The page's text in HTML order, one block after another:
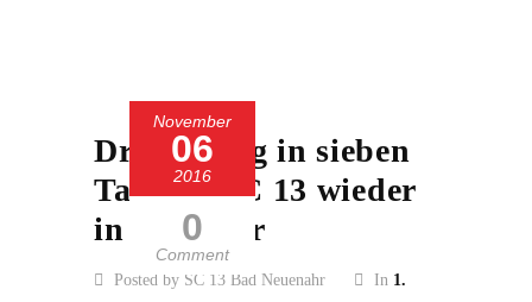
November
06
2016
0
Comment
Dritter Sieg in sieben
Tagen – SC 13 wieder
in der Spur
Posted by SC 13 Bad Neuenahr In 1.